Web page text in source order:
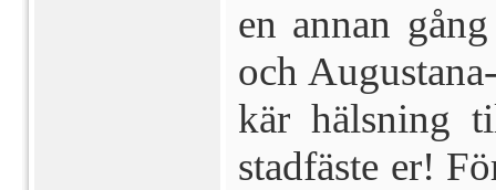
en annan
och
kär hälsning
stadfäste er!